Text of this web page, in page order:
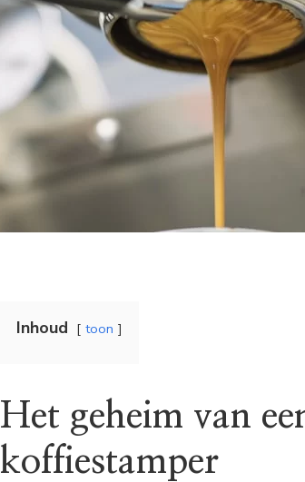
Inhoud toon
Het geheim van
koffiestamper